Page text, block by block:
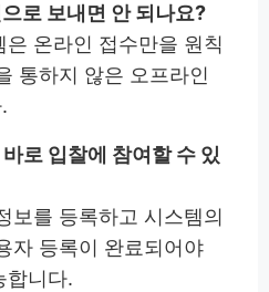
로 보내면 안 되나요?
온라인 접수만을 원칙
통하지 않은 오프라인
로 입찰에 참여할 수 있
보를 등록하고 시스템의
자 등록이 완료되어야
합니다.